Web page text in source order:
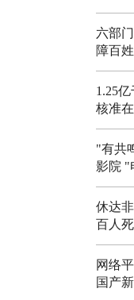
六部
障百
1.25
核准
"有共
影院 "
休达
百人
网络
国产